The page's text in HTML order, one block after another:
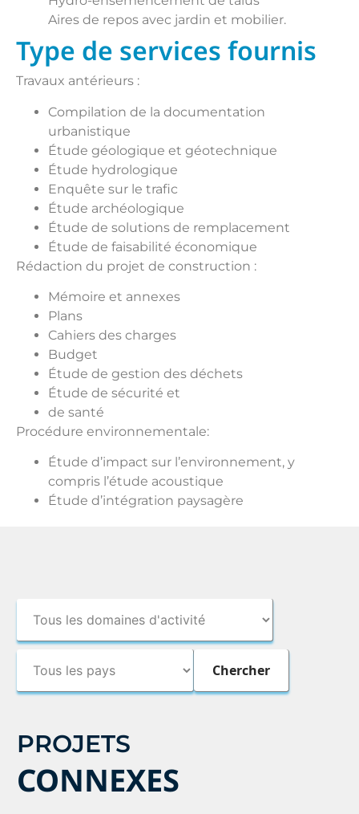
Aires de repos avec jardin et mobilier.
Type de services fournis
Travaux antérieurs :
Compilation de la documentation
urbanistique
Étude géologique et géotechnique
Étude hydrologique
Enquête sur le trafic
Étude archéologique
Étude de solutions de remplacement
Étude de faisabilité économique
Rédaction du projet de construction :
Mémoire et annexes
Plans
Cahiers des charges
Budget
Étude de gestion des déchets
Étude de sécurité et
de santé
Procédure environnementale:
Étude d’impact sur l’environnement, y
compris l’étude acoustique
Étude d’intégration paysagère
PROJETS
CONNEXES